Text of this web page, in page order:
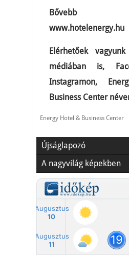
Bővebb
www.hotelenergy.hu
Elérhetőek
médiában is,
Instagramon,
Business Center
Energy Hotel & Business Center
Újságlapozó
A nagyvilág képekben